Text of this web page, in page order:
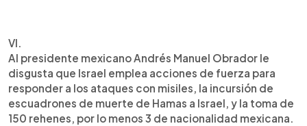
VI.
Al presidente mexicano Andrés Manuel Obrador le
disgusta que Israel emplea acciones de fuerza para
responder a los ataques con misiles, la incursión de
escuadrones de muerte de Hamas a Israel, y la toma de
150 rehenes, por lo menos 3 de nacionalidad mexicana.